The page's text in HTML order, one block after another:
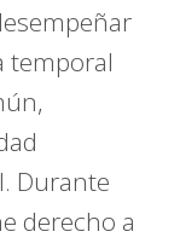
temporal
Durante
derecho a